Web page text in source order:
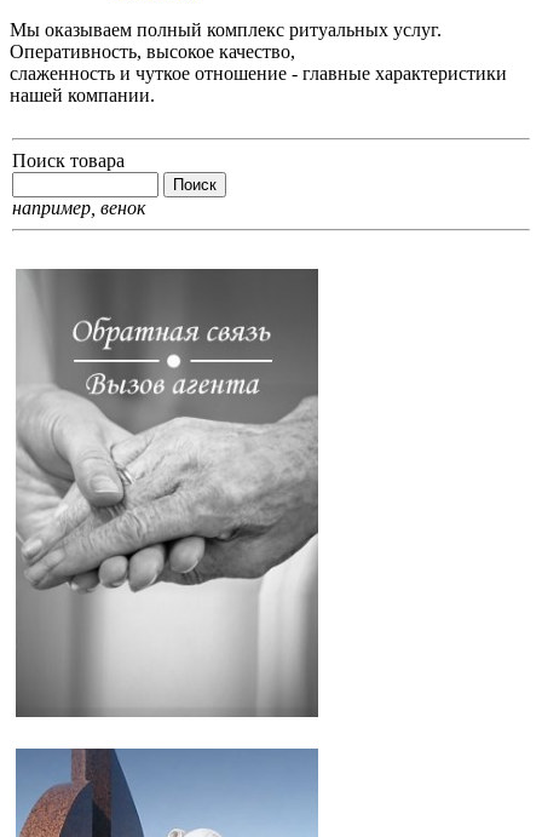
Мы оказываем полный комплекс ритуальных услуг.
Оперативность, высокое качество,
слаженность и чуткое отношение - главные характеристики
нашей компании.
Поиск товара
например, венок